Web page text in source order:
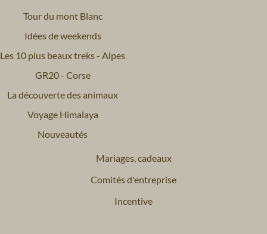
Tour du mont Blanc
Idées de weekends
Les 10 plus beaux treks - Alpes
GR20 - Corse
La découverte des animaux
Voyage Himalaya
Nouveautés
Mariages, cadeaux
Comités d'entreprise
Incentive